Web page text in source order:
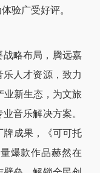
验广受好评。
略布局，腾远嘉
人才资源，致力
业新生态，为文旅
音乐解决方案。
牌成果，《可可托
爆款作品赫然在